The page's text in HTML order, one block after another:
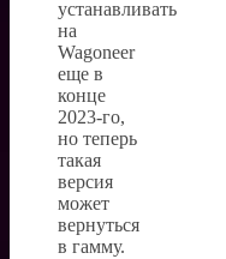
устанавливать
на
Wagoneer
еще в
конце
2023-го,
но теперь
такая
версия
может
вернуться
в гамму.